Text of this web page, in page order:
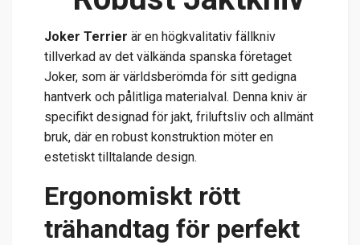
Joker Terrier är en högkvalitativ fällkniv
tillverkad av det välkända spanska företaget
Joker, som är världsberömda för sitt gedigna
hantverk och pålitliga materialval. Denna kniv är
specifikt designad för jakt, friluftsliv och allmänt
bruk, där en robust konstruktion möter en
estetiskt tilltalande design.
Ergonomiskt rött
trähandtag för perfekt